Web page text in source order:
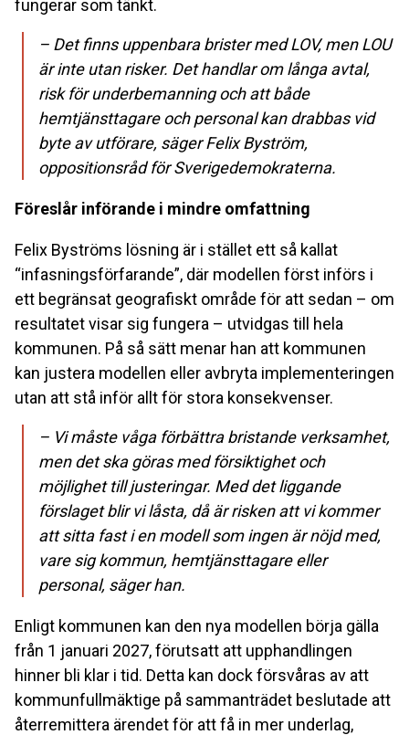
fungerar som tänkt.
– Det finns uppenbara brister med LOV, men LOU
är inte utan risker. Det handlar om långa avtal,
risk för underbemanning och att både
hemtjänsttagare och personal kan drabbas vid
byte av utförare, säger Felix Byström,
oppositionsråd för Sverigedemokraterna.
Föreslår införande i mindre omfattning
Felix Byströms lösning är i stället ett så kallat
“infasningsförfarande”, där modellen först införs i
ett begränsat geografiskt område för att sedan – om
resultatet visar sig fungera – utvidgas till hela
kommunen. På så sätt menar han att kommunen
kan justera modellen eller avbryta implementeringen
utan att stå inför allt för stora konsekvenser.
– Vi måste våga förbättra bristande verksamhet,
men det ska göras med försiktighet och
möjlighet till justeringar. Med det liggande
förslaget blir vi låsta, då är risken att vi kommer
att sitta fast i en modell som ingen är nöjd med,
vare sig kommun, hemtjänsttagare eller
personal, säger han.
Enligt kommunen kan den nya modellen börja gälla
från 1 januari 2027, förutsatt att upphandlingen
hinner bli klar i tid. Detta kan dock försvåras av att
kommunfullmäktige på sammanträdet beslutade att
återremittera ärendet för att få in mer underlag,